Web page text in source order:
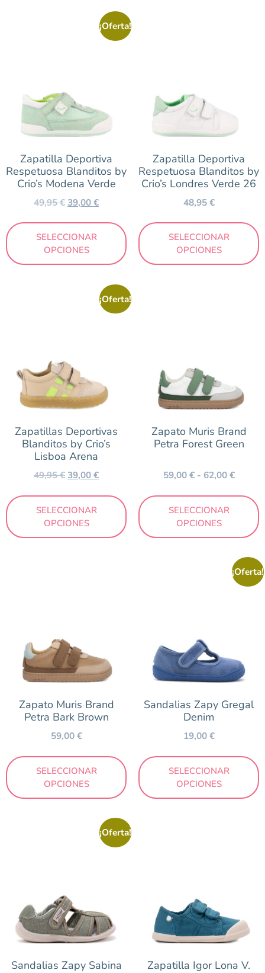
¡Oferta!
Zapatilla Deportiva
Respetuosa Blanditos by
Crio’s Modena Verde
49,95€39,00€
SELECCIONAR
OPCIONES
Zapatilla Deportiva
Respetuosa Blanditos by
Crio’s Londres Verde 26
48,95€
SELECCIONAR
OPCIONES
¡Oferta!
Zapatillas Deportivas
Blanditos by Crio’s
Lisboa Arena
49,95€39,00€
SELECCIONAR
OPCIONES
Zapato Muris Brand
Petra Forest Green
59,00€ - 62,00€
SELECCIONAR
OPCIONES
Zapato Muris Brand
Petra Bark Brown
59,00€
SELECCIONAR
OPCIONES
¡Oferta!
Sandalias Zapy Gregal
Denim
19,00€
SELECCIONAR
OPCIONES
¡Oferta!
Sandalias Zapy Sabina
Zapatilla Igor Lona V.